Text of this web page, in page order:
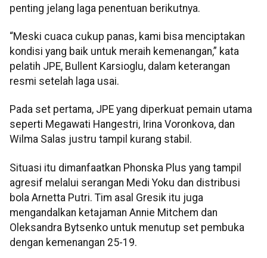
penting jelang laga penentuan berikutnya.
“Meski cuaca cukup panas, kami bisa menciptakan
kondisi yang baik untuk meraih kemenangan,” kata
pelatih JPE, Bullent Karsioglu, dalam keterangan
resmi setelah laga usai.
Pada set pertama, JPE yang diperkuat pemain utama
seperti Megawati Hangestri, Irina Voronkova, dan
Wilma Salas justru tampil kurang stabil.
Situasi itu dimanfaatkan Phonska Plus yang tampil
agresif melalui serangan Medi Yoku dan distribusi
bola Arnetta Putri. Tim asal Gresik itu juga
mengandalkan ketajaman Annie Mitchem dan
Oleksandra Bytsenko untuk menutup set pembuka
dengan kemenangan 25-19.